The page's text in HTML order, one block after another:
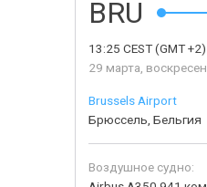
BRU
13:25 CEST(GMT +2)
29 марта,
Brussels Airport
Брюссель, Бельгия
Воздушное судно: